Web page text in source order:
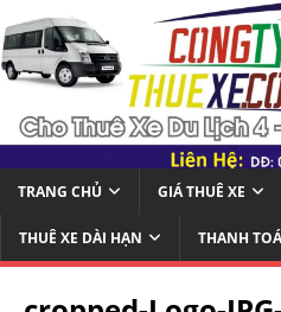
TRANG CHỦ GIÁ THUÊ XE
THUÊ XE DÀI HẠN THANH